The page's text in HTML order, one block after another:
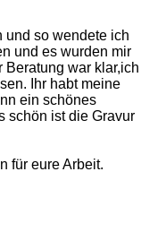
und so wendete ich
und es wurden mir
Beratung war klar,ich
Ihr habt meine
ein schönes
schön ist die Gravur
für eure Arbeit.